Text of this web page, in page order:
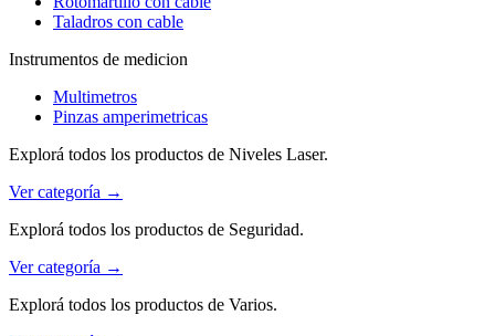
Taladros con cable
Instrumentos de medicion
Multimetros
Pinzas amperimetricas
Explorá todos los productos de Niveles Laser.
Ver categoría →
Explorá todos los productos de Seguridad.
Ver categoría →
Explorá todos los productos de Varios.